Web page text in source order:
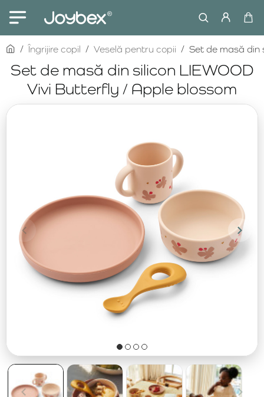
Set de masă din silicon LIEWOOD
Vivi Butterfly / Apple blossom
homeÎngrijire copil Veselă pentru copii Set de masă din